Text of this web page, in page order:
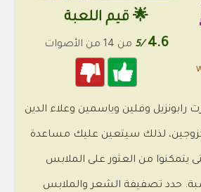
🌟 قيم اللعبة
4.6
/5 من 14 من الأصوات
رابونزيل وفلين وياسمين وعلاء الدين
كزوجين، لذلك سيتعين عليك مساعدة
يتمكنوا من العثور على الملابس
حدد تصفيفة الشعر والملابس